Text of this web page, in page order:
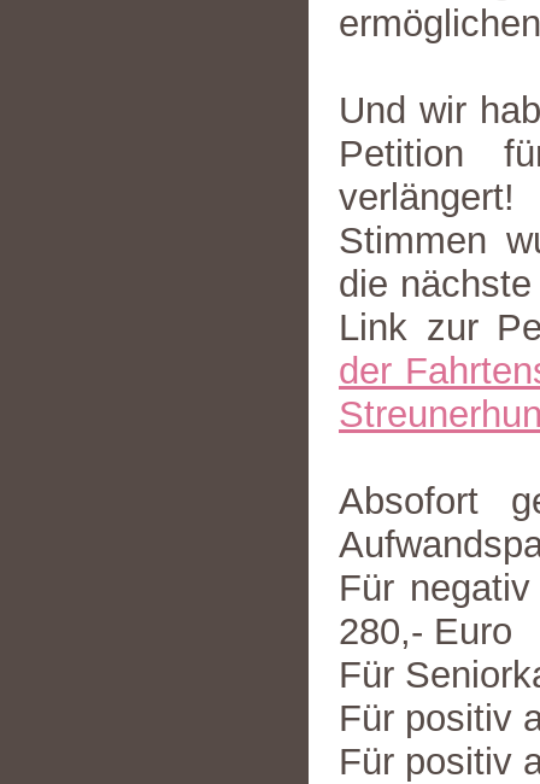
Und wir
Petition
Stimmen
die
Link zur
der
Absofort
Für
280,- Euro
Für
Für positiv
Für positiv